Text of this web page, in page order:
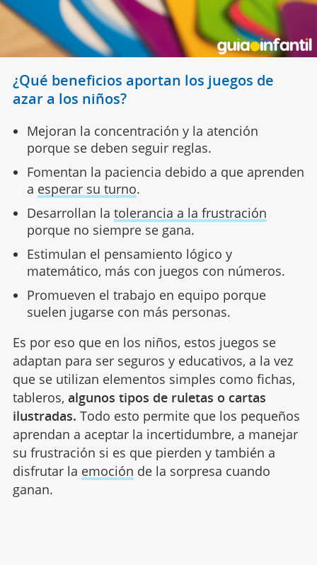
¿Qué beneficios aportan los juegos de
azar a los niños?
Mejoran la concentración y la atención
porque se deben seguir reglas.
Fomentan la paciencia debido a que aprenden
a esperar su turno.
Desarrollan la tolerancia a la frustración
porque no siempre se gana.
Estimulan el pensamiento lógico y
matemático, más con juegos con números.
Promueven el trabajo en equipo porque
suelen jugarse con más personas.
Es por eso que en los niños, estos juegos se
adaptan para ser seguros y educativos, a la vez
que se utilizan elementos simples como fichas,
tableros, algunos tipos de ruletas o cartas
ilustradas. Todo esto permite que los pequeños
aprendan a aceptar la incertidumbre, a manejar
su frustración si es que pierden y también a
disfrutar la emoción de la sorpresa cuando
ganan.